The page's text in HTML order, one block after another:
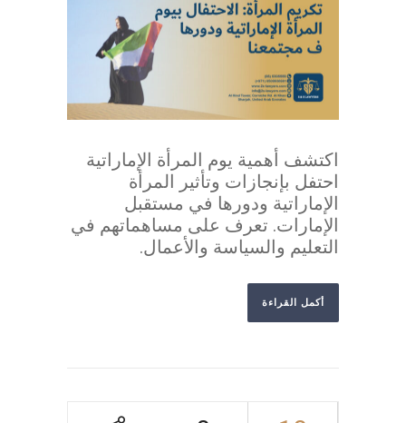
اكتشف أهمية يوم المرأة الإماراتية
احتفل بإنجازات وتأثير المرأة
الإماراتية ودورها في مستقبل
الإمارات. تعرف على مساهماتهم في
التعليم والسياسة والأعمال.
أكمل القراءة